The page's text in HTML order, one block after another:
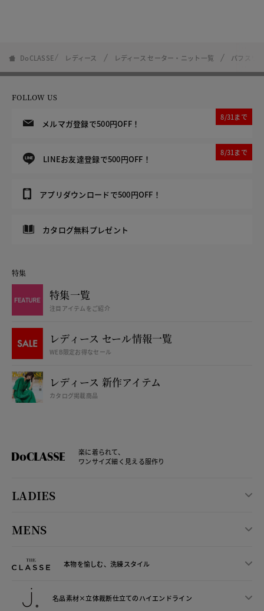
DoCLASSE レディース レディース セーター・ニット一覧 パフスリ
FOLLOW US
メルマガ登録で500円OFF！
8/31まで
LINEお友達登録で500円OFF！
8/31まで
アプリダウンロードで500円OFF！
カタログ無料プレゼント
特集
特集一覧
注目アイテムをご紹介
レディース セール情報一覧
WEB限定お得なセール
レディース 新作アイテム
カタログ掲載商品
楽に着られて、
ワンサイズ細く見える服作り
LADIES
MENS
本物を愉しむ、洗練スタイル
名品素材×立体裁断仕立てのハイエンドライン